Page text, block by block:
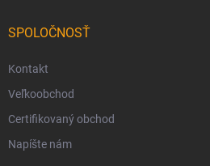
SPOLOČNOSŤ
Kontakt
Veľkoobchod
Certifikovaný obchod
Napíšte nám